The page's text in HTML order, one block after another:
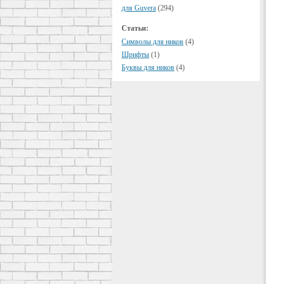
для Guvera (294)
Статьи:
Символы для ников (4)
Шрифты (1)
Буквы для ников (4)